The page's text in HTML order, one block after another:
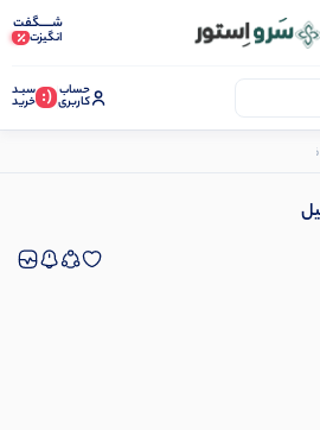
شـــــگفت
انگیزت
حساب
کاربری (: سبـد
خرید
فلاسک و تراول ماگ